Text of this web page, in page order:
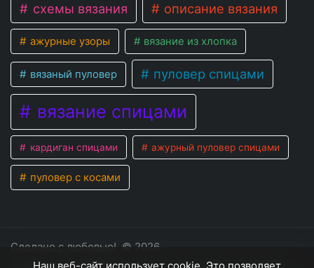
схемы вязания описание вязания
ажурные узоры вязание из хлопка
вязаный пуловер пуловер спицами
вязание спицами
кардиган спицами ажурный пуловер спицами
пуловер с косами
Сделано с любовью! © 2026